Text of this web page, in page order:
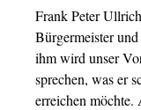
Frank Peter
Bürgermeister
ihm wird unser
sprechen, was er
erreichen möchte.